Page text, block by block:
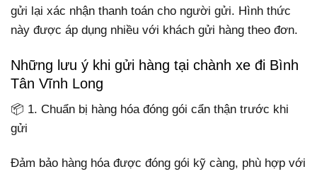
gửi lại xác nhận thanh toán cho người gửi. Hình thức
này được áp dụng nhiều với khách gửi hàng theo đơn.
Những lưu ý khi gửi hàng tại chành xe đi Bình
Tân Vĩnh Long
📦 1. Chuẩn bị hàng hóa đóng gói cẩn thận trước khi
gửi
Đảm bảo hàng hóa được đóng gói kỹ càng, phù hợp với